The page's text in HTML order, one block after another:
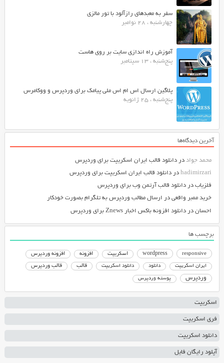
سفر به معبدهای رازآلود با تور مالزی
چهارشنبه ، 28 نوامبر
آموزش راه اندازی سایت بر روی هاست
پنج‌شنبه ، 13 سپتامبر
پلاگین ارسال اس ام اس ملی پیامک برای وردپرس و ووکامرس
پنج‌شنبه ، 25 ژانویه
آخرین دیدگاه‌ها
محمد جواددر دانلود قالب ایران اسکریپت برای وردپرس
hadimirzariدر دانلود قالب ایران اسکریپت برای وردپرس
فلزیابدر دانلود قالب آرتمن وب برای وردپرس
خرید ممبر واقعیدر ارسال مطالب وردپرس به تلگرام بصورت خودکار
احساندر دانلود افزونه باکس اخبار Znews برای وردپرس
برچسب ها
responsive
wordpress اسکریپت افزونه افزونه وردپرس
ایران اسکریپت دانلود دانلود اسکریپت قالب قالب وردپرس
وردپرس پوسته وردپرس
اسکریپت
فری اسکریپت
دانلود اسکریپت
آپلود رایگان فایل